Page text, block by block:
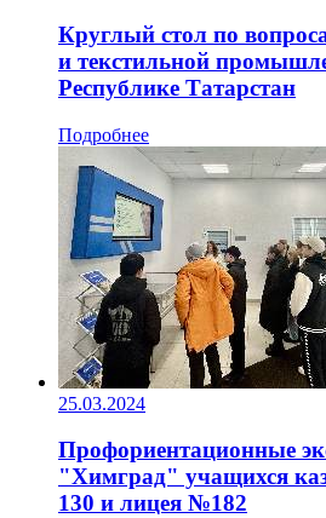
Круглый стол по
и текстильной
Республике Татарстан
Подробнее
25.03.2024
Профориентационные
"Химград" учащихся
130 и лицея №182